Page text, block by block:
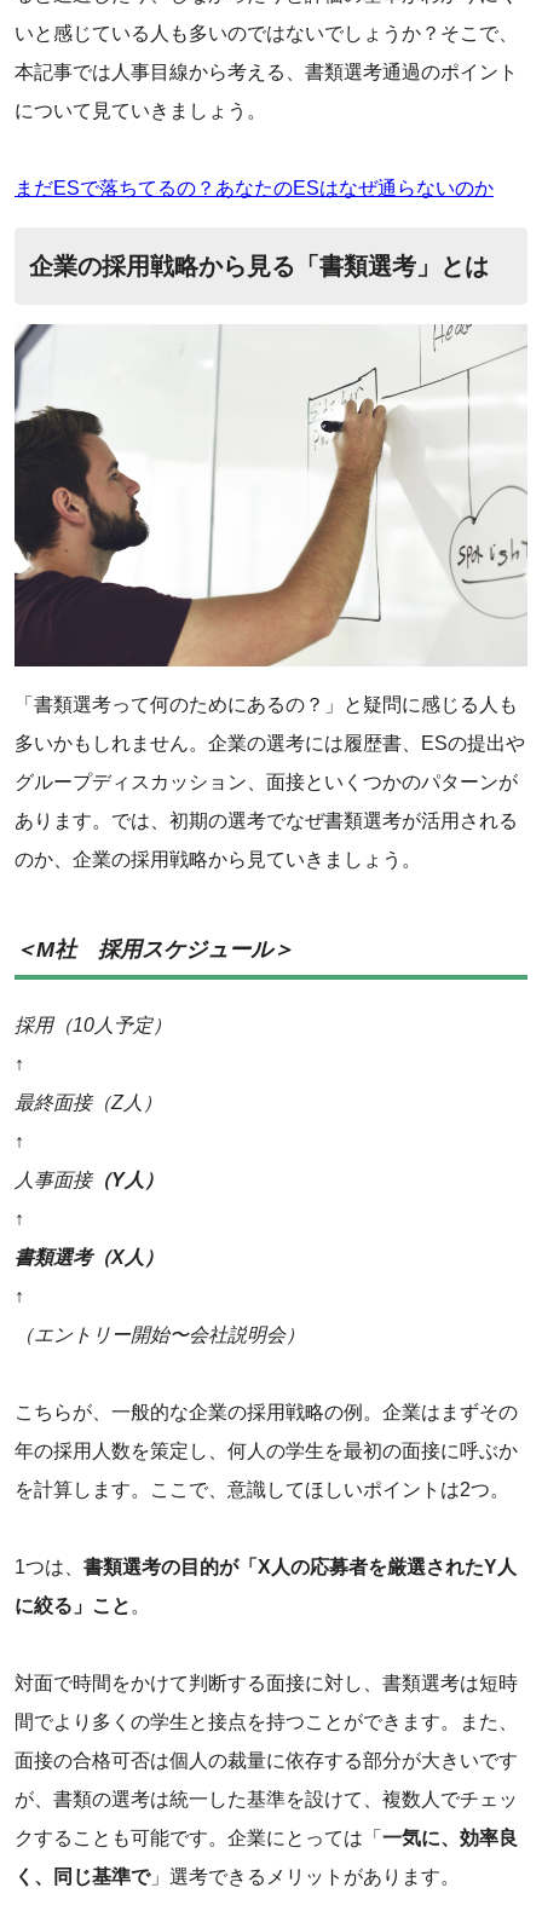
いと感じている人も多いのではないでしょうか？そこで、
本記事では人事目線から考える、書類選考通過のポイント
について見ていきましょう。
まだESで落ちてるの？あなたのESはなぜ通らないのか
企業の採用戦略から見る「書類選考」とは
「書類選考って何のためにあるの？」と疑問に感じる人も
多いかもしれません。企業の選考には履歴書、ESの提出や
グループディスカッション、面接といくつかのパターンが
あります。では、初期の選考でなぜ書類選考が活用される
のか、企業の採用戦略から見ていきましょう。
＜M社 採用スケジュール＞
採用（10人予定）
↑
最終面接（Z人）
↑
人事面接（Y人）
↑
書類選考（X人）
↑
（エントリー開始〜会社説明会）
こちらが、一般的な企業の採用戦略の例。企業はまずその
年の採用人数を策定し、何人の学生を最初の面接に呼ぶか
を計算します。ここで、意識してほしいポイントは2つ。
1つは、 書類選考の目的が「X人の応募者を厳選されたY人
に絞る」こと 。
‌対面で時間をかけて判断する面接に対し、書類選考は短時
間でより多くの学生と接点を持つことができます。また、
面接の合格可否は個人の裁量に依存する部分が大きいです
が、書類の選考は統一した基準を設けて、複数人でチェッ
クすることも可能です。企業にとっては「 一気に、効率良
く、同じ基準で」選考できるメリットがあります。